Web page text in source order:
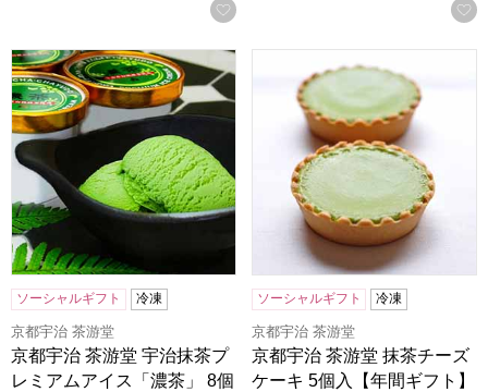
お気に入りに登録する
京都宇治 茶游堂 宇治抹茶プレミアムアイス「濃茶」 8個入
ソーシャルギフト 冷凍
京都宇治 茶游堂
京都宇治 茶游堂 宇治抹茶プ
レミアムアイス「濃茶」 8個
京都宇治 茶游堂 抹茶チーズ
ソーシャルギフト 冷凍
京都宇治 茶游堂
京都宇治 茶游堂 抹茶チーズ
ケーキ 5個入【年間ギフト】